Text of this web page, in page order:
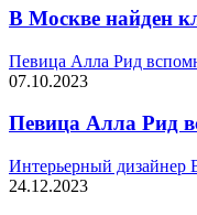
В Москве найден
Певица Алла Рид
07.10.2023
Певица Алла Рид
Интерьерный дизайнер
24.12.2023